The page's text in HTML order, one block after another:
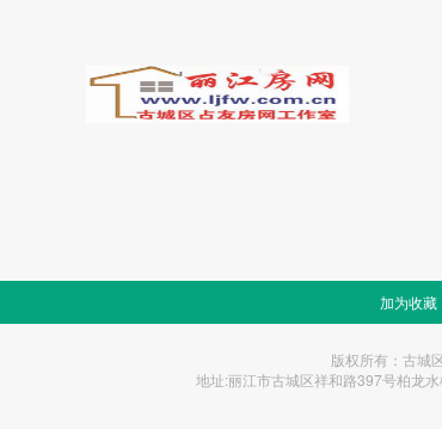
加为收藏
版权所有：古城
地址:丽江市古城区祥和路397号柏龙